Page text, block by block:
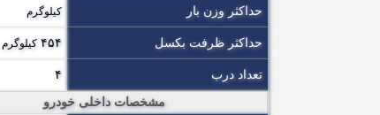
حداکثر وزن بار کیلوگرم
حداکثر ظرفت بکسل ۴۵۴ کیلوگرم
تعداد درب ۴
مشخصات داخلی خودرو